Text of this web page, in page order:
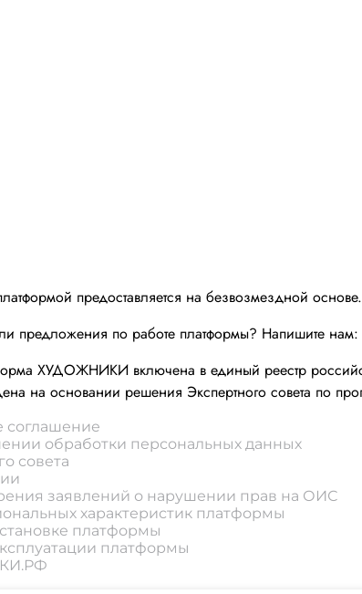
предоставляется на безвозмездной основе.
предложения по работе платформы? Напишите нам:
ХУДОЖНИКИ включена в единый реестр
на основании решения Экспертного совета по
соглашение
обработки персональных данных
совета
заявлений о нарушении прав на ОИС
характеристик платформы
платформы
платформы